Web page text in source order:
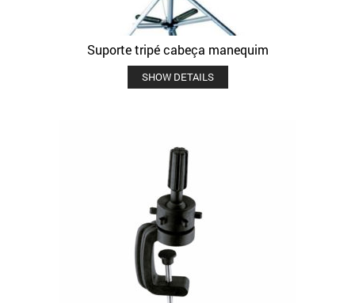
Suporte tripé cabeça manequim
SHOW DETAILS